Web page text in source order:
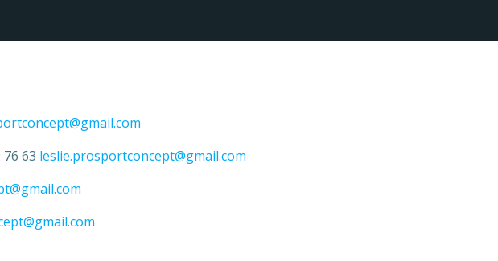
63 leslie.prosportconcept@gmail.com